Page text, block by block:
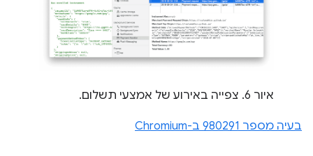
איור 6. צפייה באירוע של אמצעי תשלום.
בעיה מספר 980291 ב-Chromium